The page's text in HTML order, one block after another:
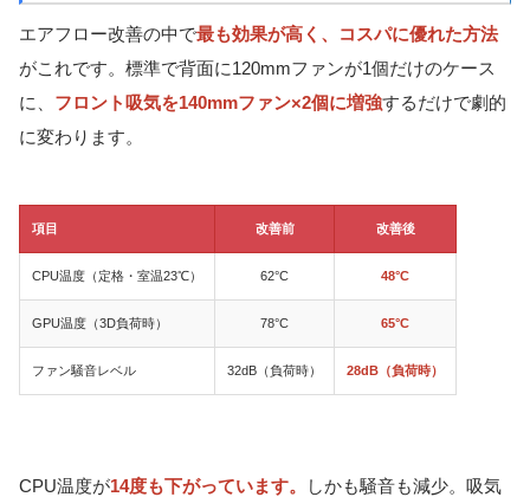
エアフロー改善の中で最も効果が高く、コスパに優れた方法
がこれです。標準で背面に120mmファンが1個だけのケース
に、 フロント吸気を140mmファン×2個に増強するだけで劇的
に変わります。
項目 改善前 改善後
CPU温度（定格・室温23℃） 62°C 48°C
GPU温度（3D負荷時） 78°C 65°C
ファン騒音レベル 32dB（負荷時） 28dB（負荷時）
CPU温度が14度も下がっています。
しかも騒音も減少。吸気